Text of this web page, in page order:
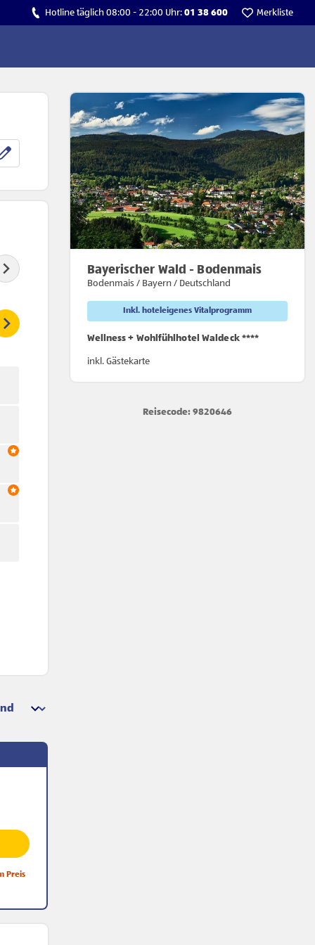
Hotline täglich 08:00 - 22:00 Uhr: 01 38 600 Merkliste
Bayerischer Wald - Bodenmais
Bodenmais / Bayern / Deutschland
Inkl. hoteleigenes Vitalprogramm
Wellness + Wohlfühlhotel Waldeck ****
inkl. Gästekarte
Reisecode: 9820646
Preis